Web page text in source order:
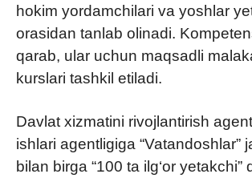
hokim yordamchilari va yoshlar
orasidan tanlab olinadi.
qarab, ular uchun maqsadli
kurslari tashkil etiladi.
Davlat xizmatini rivojlantirish
ishlari agentligiga “Vatandoshlar”
bilan birga “100 ta ilg‘or yetakchi”